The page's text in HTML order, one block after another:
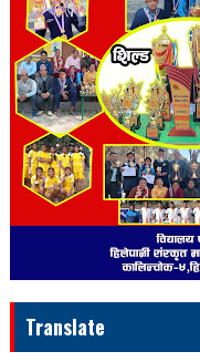
Translate